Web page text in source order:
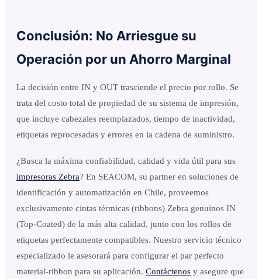
Conclusión: No Arriesgue su
Operación por un Ahorro Marginal
La decisión entre IN y OUT trasciende el precio por rollo. Se
trata del costo total de propiedad de su sistema de impresión,
que incluye cabezales reemplazados, tiempo de inactividad,
etiquetas reprocesadas y errores en la cadena de suministro.
¿Busca la máxima confiabilidad, calidad y vida útil para sus
impresoras Zebra? En SEACOM, su partner en soluciones de
identificación y automatización en Chile, proveemos
exclusivamente cintas térmicas (ribbons) Zebra genuinos IN
(Top-Coated) de la más alta calidad, junto con los rollos de
etiquetas perfectamente compatibles. Nuestro servicio técnico
especializado le asesorará para configurar el par perfecto
material-ribbon para su aplicación. Contáctenos y asegure que